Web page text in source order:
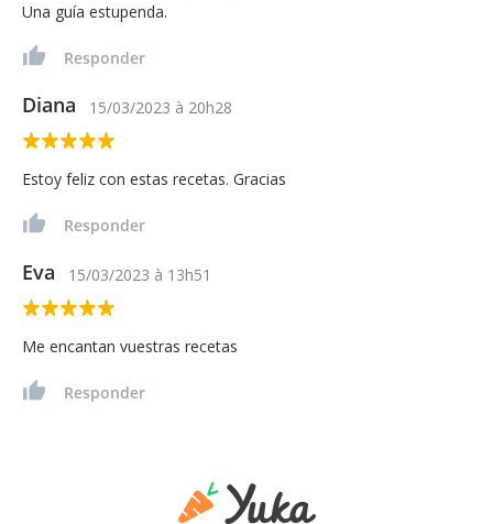
Una guía estupenda.
Responder
Diana 15/03/2023 à 20h28
Estoy feliz con estas recetas. Gracias
Responder
Eva 15/03/2023 à 13h51
Me encantan vuestras recetas
Responder